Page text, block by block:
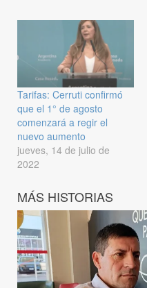
Tarifas: Cerruti confirmó
que el 1° de agosto
comenzará a regir el
nuevo aumento
jueves, 14 de julio de
2022
MÁS HISTORIAS